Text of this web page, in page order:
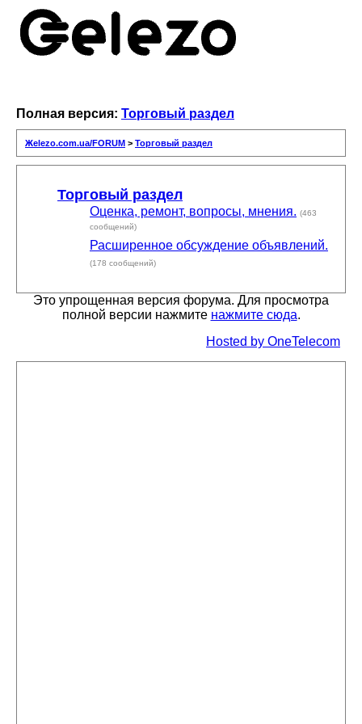
Полная версия: Торговый раздел
Жelezo.com.ua/FORUM > Торговый раздел
Торговый раздел
Оценка, ремонт, вопросы, мнения. (463
сообщений)
Расширенное обсуждение объявлений.
(178 сообщений)
Это упрощенная версия форума. Для просмотра
полной версии нажмите нажмите сюда.
Hosted by OneTelecom